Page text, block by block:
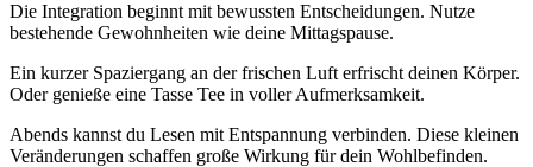
Die Integration beginnt mit bewussten Entscheidungen. Nutze
bestehende Gewohnheiten wie deine Mittagspause.
Ein kurzer Spaziergang an der frischen Luft erfrischt deinen Körper.
Oder genieße eine Tasse Tee in voller Aufmerksamkeit.
Abends kannst du Lesen mit Entspannung verbinden. Diese kleinen
Veränderungen schaffen große Wirkung für dein Wohlbefinden.